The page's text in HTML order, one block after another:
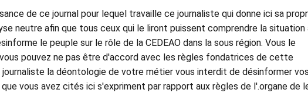
de ce journal pour lequel travaille ce journaliste qui donne ici sa
neutre afin que tous ceux qui le liront puissent comprendre la situation
le peuple sur le rôle de la CEDEAO dans la sous région. Vous le
pouvez ne pas être d'accord avec les règles fondatrices de cette
journaliste la déontologie de votre métier vous interdit de désinformer
vous avez cités ici s'expriment par rapport aux règles de l'.organe de